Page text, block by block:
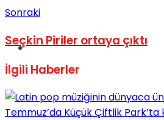
Müzik
View All Result
Sonraki
Seçkin Piriler ortaya çıktı
İlgili Haberler